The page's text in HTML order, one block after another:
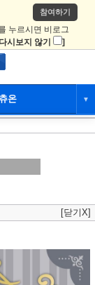
참여하기
누르시면 비로그
시보지 않기 ]
츄온 ▼
[닫기X]